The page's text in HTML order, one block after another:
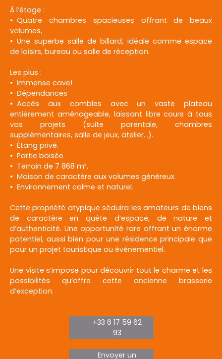
À l’étage :
Quatre chambres spacieuses offrant de beaux
volumes,
Une superbe salle de billard, idéale comme espace
de loisirs, bureau ou salle de réception.
Les plus :
Immense cave!
Dépendances
Accès aux combles avec un vaste plateau
entièrement aménageable, laissant libre cours à tous
vos projets (suite parentale, chambres
supplémentaires, salle de jeux, atelier…).
Étang privé.
Partie boisée.
Terrain de 7 868 m².
Maison de caractère aux volumes généreux.
Environnement calme et naturel.
Cette propriété atypique séduira les amateurs de biens
de caractère en quête d’espace, de nature et
d’authenticité. Une opportunité rare offrant un énorme
potentiel, aussi bien pour une résidence principale que
pour un projet touristique ou événementiel.
Une visite s’impose pour découvrir tout le charme et les
possibilités qu’offre cette ancienne brasserie
d’exception.
+33 6 17 59 62
93
Envoyer un